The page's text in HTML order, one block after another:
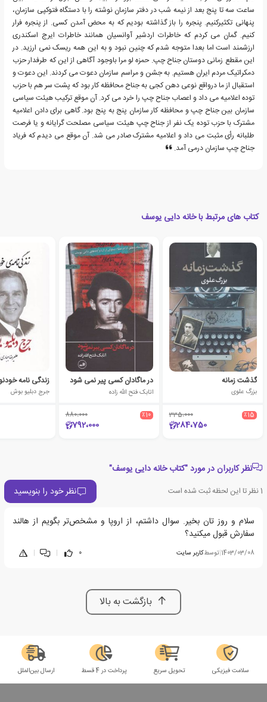
ساعت سه تا پنج بعد از نیمه شب در دفتر سازمان نوشته را با دستگاه فتوکپی سازمان،
پنهانی تکثیرکنیم. پنجره را باز گذاشته بودیم که به محض آمدن کسی. از پنجره فرار
کنیم. گمان می کردم که خاطرات اردشیر آوانسیان همانند خاطرات ایرج اسکندری
ارزشمند است اما بعدا متوجه شدم که چنین نبود و به این همه ریسک نمی ارزید. در
این مقطع زمانی دوستان جناح چپ. حمزه لو مرا باوجود آگاهی از این که طرفدار حزب
دمکراتیک مردم ایران هستیم. به جشن و مراسم سازمان دعوت می کردند. این دعوت و
استقبال از ما درواقع نوعی دهن کجی به جناح محافظه کار بود که پشت سر هم با حزب
توده اعلامیه می داد و اعصاب جناح چپ را خرد می کرد. آن موقع ترکیب هیئت سیاسی
سازمان بین جناح چپ و محافظه کار سازمان پنج به پنج بود. گاهی برای دادن اعلامیه
مشترک با حزب توده یک نفر از جناح چپ هیئت سیاسی مصلحت گرایانه و یا فرصت
طلبانه رأی مثبت می داد و اعلامیه مشترک صادر می شد. آن موقع می دیدم که فریاد
جناح چپ سازمان درمی آمد.
کتاب های مرتبط با خانه دایی یوسف
گذشت زمانه
بزرگ علوی
٪15 335،000
284،750
در ماگادان کسی پیر نمی شود
اتابک فتح الله زاده
٪10 880،000
792،000
جرج دبلیو بوش
نظر کاربران در مورد "کتاب خانه دایی یوسف"
1نظر تا این لحظه ثبت شده است نظر خود را بنویسید
سلام و روز تان بخیر. سوال داشتم، از اروپا و مشخص‌تر بگویم از هالند
سفارش قبول میکنید؟
1403/03/08
|توسطکاربر سایت 0
|
|
بازگشت به بالا
سلامت فیزیکی تحویل سریع پرداخت در 4 قسط ارسال بین‌الملل